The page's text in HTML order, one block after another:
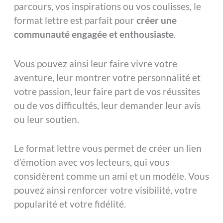
parcours, vos inspirations ou vos coulisses, le
format lettre est parfait pour créer une
communauté engagée et enthousiaste.
Vous pouvez ainsi leur faire vivre votre
aventure, leur montrer votre personnalité et
votre passion, leur faire part de vos réussites
ou de vos difficultés, leur demander leur avis
ou leur soutien.
Le format lettre vous permet de créer un lien
d’émotion avec vos lecteurs, qui vous
considèrent comme un ami et un modèle. Vous
pouvez ainsi renforcer votre visibilité, votre
popularité et votre fidélité.